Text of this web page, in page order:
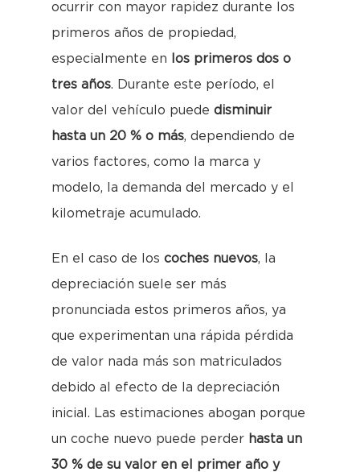
ocurrir con mayor rapidez durante los
primeros años de propiedad,
especialmente en
los primeros dos o
tres años. Durante este período, el
valor del vehículo puede disminuir
hasta un 20 % o más, dependiendo de
varios factores, como la marca y
modelo, la demanda del mercado y el
kilometraje acumulado.
En el caso de los coches nuevos, la
depreciación suele ser más
pronunciada estos primeros años, ya
que experimentan una rápida pérdida
de valor nada más son matriculados
debido al efecto de la depreciación
inicial. Las estimaciones abogan porque
un coche nuevo puede perder hasta un
30 % de su valor en el primer año y